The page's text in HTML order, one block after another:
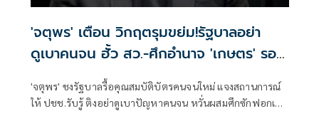
'จตุพร' เตือน วิกฤตรุมขย่ม!รัฐบาลอย่า
ดูเบาคนจน ฮั้ว สว.-ศึกอำนาจ 'เกษตร' รอ
'จตุพร' ชงรัฐบาลรื้อคุณสมบัติบัตรคนจนใหม่ แจงสถานการณ์
ให้ ปชช.รับรู้ ติงอย่าดูเบาปัญหาคนจน หวั่นผสมศึกซักฟอกเปิด